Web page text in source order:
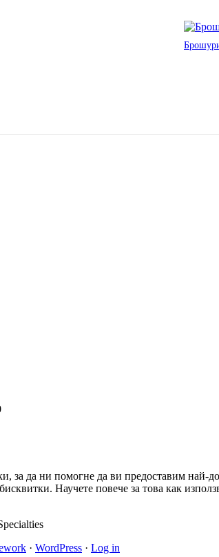
за да ни помогне да ви предоставим най-
Научете повече за това как
· WordPress · Log in